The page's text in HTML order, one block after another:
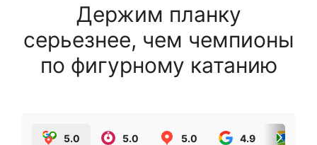
Держим планку
серьезнее, чем чемпионы
по фигурному катанию
5.0 5.0 5.0 4.9